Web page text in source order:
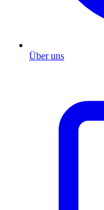
Über uns